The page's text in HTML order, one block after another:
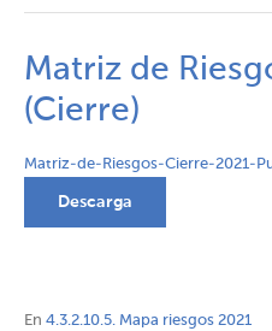
Matriz de
(Cierre)
Matriz-de-Riesgos-Cierre-2021-
Descarga
En 4.3.2.10.5. Mapa riesgos 2021